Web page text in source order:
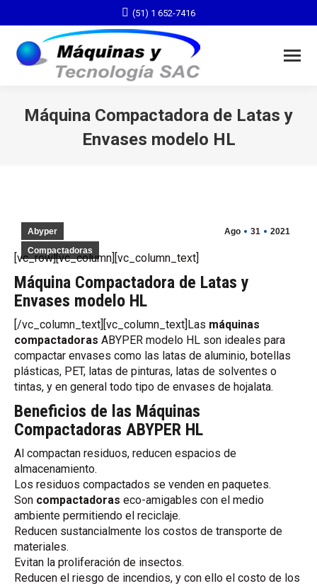
(51) 1 652-7416
Máquina Compactadora de Latas y
Envases modelo HL
Ago 31 2021
Abyper
Compactadoras
[vc_row][vc_column][vc_column_text]
Máquina Compactadora de Latas y
Envases modelo HL
[/vc_column_text][vc_column_text]Las máquinas
compactadoras ABYPER modelo HL son ideales para
compactar envases como las latas de aluminio, botellas
plásticas, PET, latas de pinturas, latas de solventes o
tintas, y en general todo tipo de envases de hojalata.
Beneficios de las Máquinas
Compactadoras ABYPER HL
Al compactan residuos, reducen espacios de
almacenamiento.
Los residuos compactados se venden en paquetes.
Son compactadoras eco-amigables con el medio
ambiente permitiendo el reciclaje.
Reducen sustancialmente los costos de transporte de
materiales.
Evitan la proliferación de insectos.
Reducen el riesgo de incendios, y con ello el costo de los